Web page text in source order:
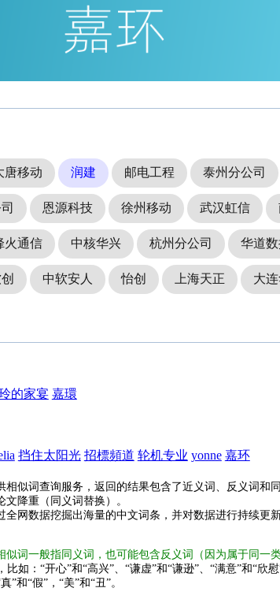
唐移动 润建 邮电工程 泰州分公司
恩源科技 徐州移动 武汉虹信
火通信 中核华兴 杭州分公司 华道
中软安人 怡创 上海天正 大
的家宴 嘉環
挡住太阳光 招標頻道 轮机专业 yonne 嘉环
似词查询服务，返回的结果包含了近义词、反义词和同
降重（同义词替换）。
网数据挖掘出海量的中文词条，并对数据进行持续更
词一般指同义词，也可能包含反义词（因为属于同一类
如：“开心”和“高兴”、“谦虚”和“谦逊”、“满意”和“欣慰
和“假”，“美”和“丑”。